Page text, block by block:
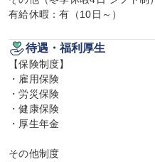
有給休暇：有（10日～）
待遇・福利厚生
【保険制度】
・雇用保険
・労災保険
・健康保険
・厚生年金
その他制度